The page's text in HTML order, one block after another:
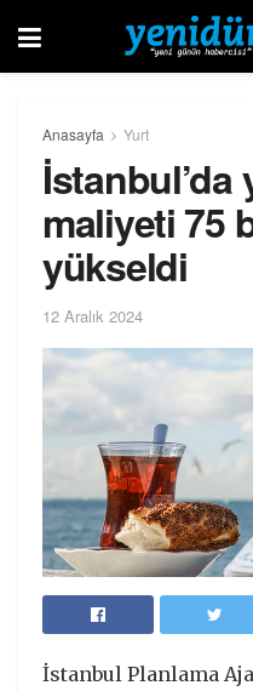
Anasayfa Yurt
İstanbul’da
maliyeti 75
yükseldi
12 Aralık 2024
İstanbul Planlama